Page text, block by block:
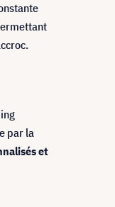
par la
et